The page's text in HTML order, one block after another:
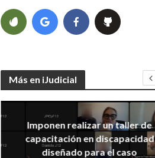
Más en iJudicial
Imponen realizar un taller de
capacitación en discapacidad
diseñado para el caso